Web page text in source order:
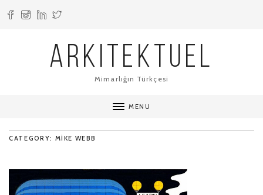
ARKITEKTUEL
Mimarlığın Türkçesi
MENU
CATEGORY: MIKE WEBB